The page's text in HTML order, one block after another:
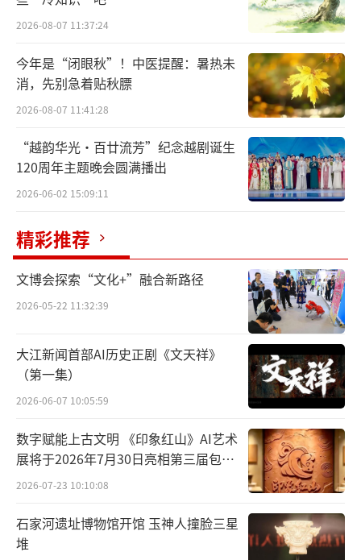
中华书局发源于上海，作为其分支机构，
上海聚珍公司成立十年来推出一批兼具学术特
色和大众普及度的精品图书，搭建让读者亲近
经典的桥梁。
比如，“中华经典通识”丛书第一辑由陈
引弛主编，张国刚、郭永秉、陈引弛、竺洪
波、詹丹等撰写，“陈引驰对《庄子》研究多
年，郭永秉《老子通识》融入了最新学术动
向，尤其是通行本与出土文献的比勘等，令人
有新鲜感。”复旦大学陈尚君教授说。
“《古人的生活世界》《食色里的传统》
结合内容的特殊性，推出彩色插图版后，读者
反响热烈。一些新选题有了市场反馈后，及时
根据一个成功的点形成书系、书群，有助于精
品书系的品牌建设。”资深出版人徐俊谈到，
上海聚珍重视选题的文化性、学术性，探索严
肃学术成果的趣味转化，《中国印刷史新论》
《谭其骧历史地理十讲》《古笔》《阳明学十
讲》等学术原创书，满足了大众和一部分专业
读者有针对性的阅读需求。
2026-08-07 11:37:24
今年是“闭眼秋”！中医提醒：暑热未
消，先别急着贴秋膘
2026-08-07 11:41:28
“越韵华光·百廿流芳”纪念越剧诞生
120周年主题晚会圆满播出
2026-06-02 15:09:11
精彩推荐
文博会探索“文化+”融合新路径
2026-05-22 11:32:39
大江新闻首部AI历史正剧《文天祥》
（第一集）
2026-06-07 10:05:59
数字赋能上古文明 《印象红山》AI艺术
展将于2026年7月30日亮相第三届包头
艺博会
2026-07-23 10:10:08
石家河遗址博物馆开馆 玉神人撞脸三星
堆